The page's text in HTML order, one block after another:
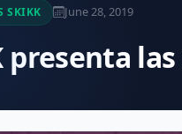
SKIKK June 28, 2019
presenta